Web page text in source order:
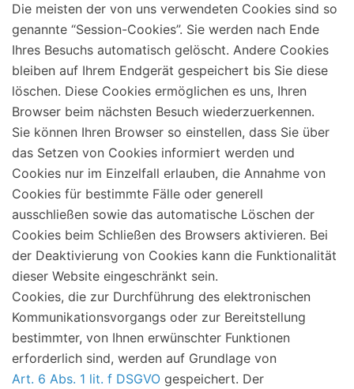
Die meisten der von uns verwendeten Cookies sind so
genannte “Session-Cookies”. Sie werden nach Ende
Ihres Besuchs automatisch gelöscht. Andere Cookies
bleiben auf Ihrem Endgerät gespeichert bis Sie diese
löschen. Diese Cookies ermöglichen es uns, Ihren
Browser beim nächsten Besuch wiederzuerkennen.
Sie können Ihren Browser so einstellen, dass Sie über
das Setzen von Cookies informiert werden und
Cookies nur im Einzelfall erlauben, die Annahme von
Cookies für bestimmte Fälle oder generell
ausschließen sowie das automatische Löschen der
Cookies beim Schließen des Browsers aktivieren. Bei
der Deaktivierung von Cookies kann die Funktionalität
dieser Website eingeschränkt sein.
Cookies, die zur Durchführung des elektronischen
Kommunikationsvorgangs oder zur Bereitstellung
bestimmter, von Ihnen erwünschter Funktionen
erforderlich sind, werden auf Grundlage von
Art. 6 Abs. 1 lit. f DSGVO gespeichert. Der